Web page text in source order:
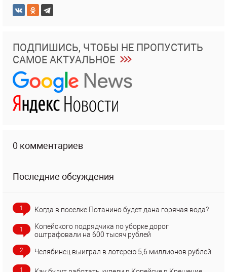
ПОДПИШИСЬ, ЧТОБЫ НЕ ПРОПУСТИТЬ
САМОЕ АКТУАЛЬНОЕ
0 комментариев
Последние обсуждения
1 Когда в поселке Потанино будет дана горячая вода?
1
Копейского подрядчика по уборке дорог
оштрафовали на 600 тысяч рублей
2 Челябинец выиграл в лотерею 5,6 миллионов рублей
1